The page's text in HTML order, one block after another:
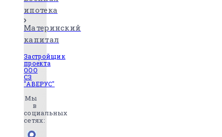
ипотека
Материнский
капитал
Застройщик
проекта
ООО
СЗ
"АВЕРУС"
Мы
в
социальных
сетях: